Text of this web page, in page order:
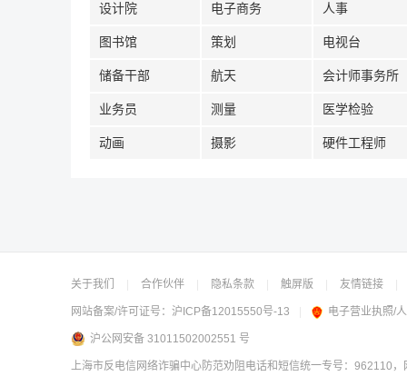
设计院 电子商务 人事
图书馆 策划 电视台
储备干部 航天 会计师事务所
业务员 测量 医学检验
动画 摄影 硬件工程师
关于我们 合作伙伴 隐私条款 触屏版 友情链接
网站备案/许可证号： 沪ICP备12015550号-13 电子营业执照/
沪公网安备 31011502002551 号
上海市反电信网络诈骗中心防范劝阻电话和短信统一专号：962110